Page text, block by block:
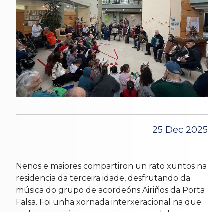
25 Dec 2025
Nenos e maiores compartiron un rato xuntos na
residencia da terceira idade, desfrutando da
música do grupo de acordeóns Airiños da Porta
Falsa. Foi unha xornada interxeracional na que